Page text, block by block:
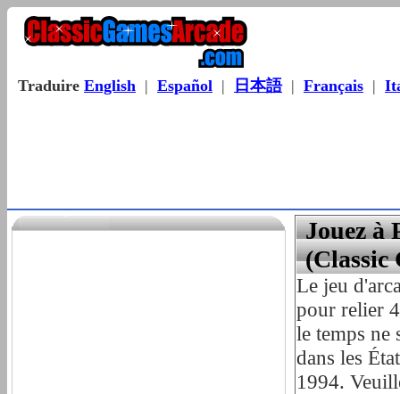
Traduire English | Español | 日本語| Français |
Jouez à
(Classic
Le jeu
pour relier
le temps ne
dans les
1994.